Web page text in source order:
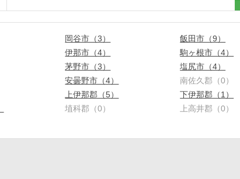
岡谷市（3）
飯田市（9）
伊那市（4）
駒ヶ根市（4）
茅野市（3）
塩尻市（4）
安曇野市（4）
南佐久郡（0）
上伊那郡（5）
下伊那郡（1）
埴科郡（0）
上高井郡（0）